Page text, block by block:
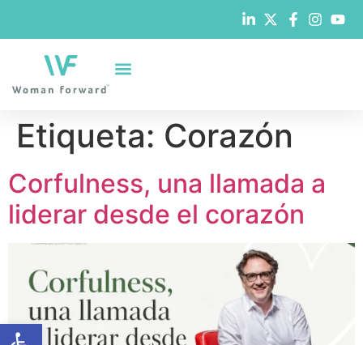
Abrir barra de herramientas
Etiqueta: Corazón
Corfulness, una llamada a
liderar desde el corazón